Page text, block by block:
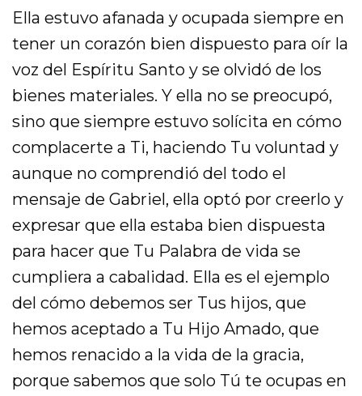
Ella estuvo afanada y ocupada siempre en
tener un corazón bien dispuesto para oír la
voz del Espíritu Santo y se olvidó de los
bienes materiales. Y ella no se preocupó,
sino que siempre estuvo solícita en cómo
complacerte a Ti, haciendo Tu voluntad y
aunque no comprendió del todo el
mensaje de Gabriel, ella optó por creerlo y
expresar que ella estaba bien dispuesta
para hacer que Tu Palabra de vida se
cumpliera a cabalidad. Ella es el ejemplo
del cómo debemos ser Tus hijos, que
hemos aceptado a Tu Hijo Amado, que
hemos renacido a la vida de la gracia,
porque sabemos que solo Tú te ocupas en